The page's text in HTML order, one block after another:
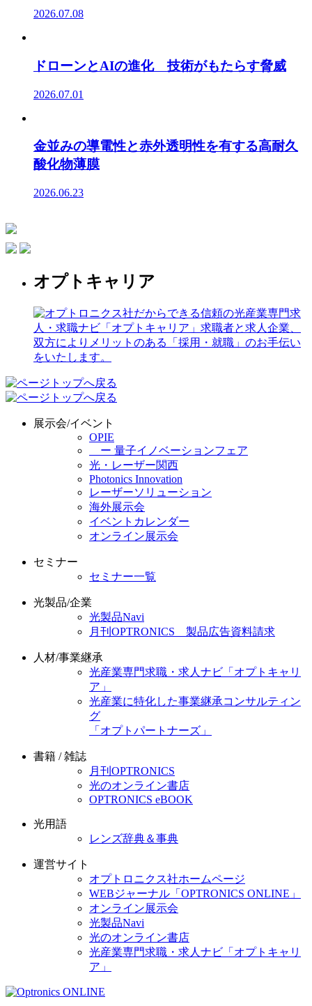
2026.07.08
ドローンとAIの進化 技術がもたらす脅威
2026.07.01
金並みの導電性と赤外透明性を有する高耐久
酸化物薄膜
2026.06.23
オプトキャリア
展示会/イベント
OPIE
ー 量子イノベーションフェア
光・レーザー関西
Photonics Innovation
レーザーソリューション
海外展示会
イベントカレンダー
オンライン展示会
セミナー
セミナー一覧
光製品/企業
光製品Navi
月刊OPTRONICS 製品広告資料請求
人材/事業継承
光産業専門求職・求人ナビ「オプトキャリ
ア」
光産業に特化した事業継承コンサルティン
グ
「オプトパートナーズ」
書籍 / 雑誌
月刊OPTRONICS
光のオンライン書店
OPTRONICS eBOOK
光用語
レンズ辞典＆事典
運営サイト
オプトロニクス社ホームページ
WEBジャーナル「OPTRONICS ONLINE」
オンライン展示会
光製品Navi
光のオンライン書店
光産業専門求職・求人ナビ「オプトキャリ
ア」